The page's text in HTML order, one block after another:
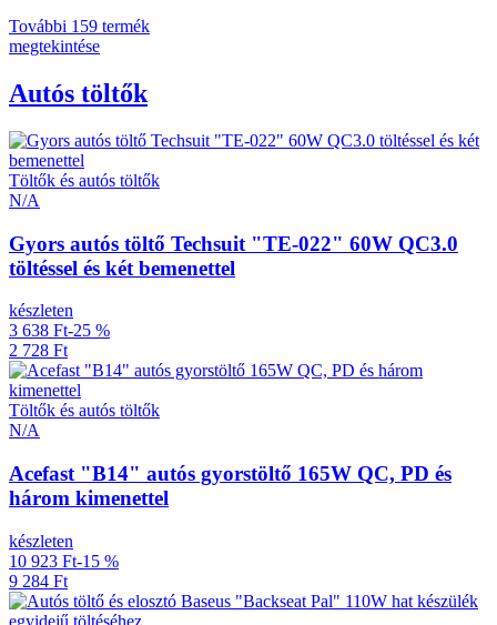
További 159 termék
megtekintése
Autós töltők
Töltők és autós töltők
N/A
Gyors autós töltő Techsuit "TE-022" 60W QC3.0
töltéssel és két bemenettel
készleten
3 638 Ft-25 %
2 728 Ft
Töltők és autós töltők
N/A
Acefast "B14" autós gyorstöltő 165W QC, PD és
három kimenettel
készleten
10 923 Ft-15 %
9 284 Ft